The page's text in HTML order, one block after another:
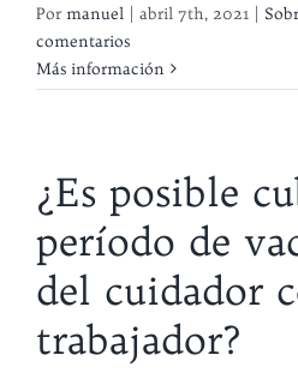
Por manuel abril 7th, 2021
comentarios
Más información
¿Es posible
período de
del cuidador
trabajador?